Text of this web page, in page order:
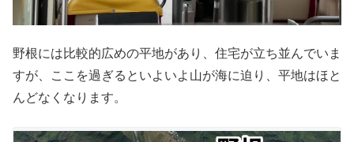
野根には比較的広めの平地があり、住宅が立ち並んでいま
すが、ここを過ぎるといよいよ山が海に迫り、平地はほと
んどなくなります。